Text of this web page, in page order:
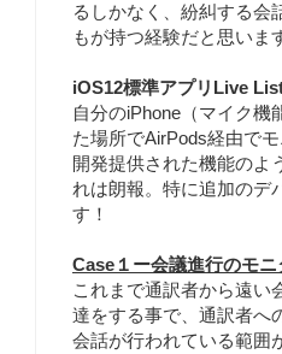
るしかなく、紛糾する会
もが持つ経験だと思いま
iOS12標準アプリLive
自分のiPhone（マイク
た場所でAirPods経由で
開発提供された機能のよ
れは朗報。特に追加のデ
す！
Case１ー会議進行のモニ
これまで通訳者から遠い
達をする事で、通訳者へ
会話が行われている範囲